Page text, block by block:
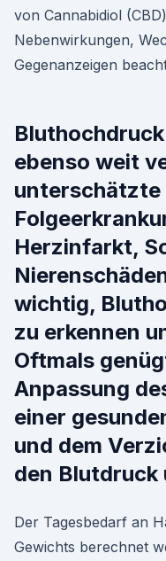
von Cannabidiol
Nebenwirkungen,
Gegenanzeigen
ebenso weit
unterschätzte
Herzinfarkt,
wichtig,
zu erkennen
Oftmals
Anpassung
einer
und dem
den Blutdruck
Der Tagesbedarf an
Gewichts berechnet